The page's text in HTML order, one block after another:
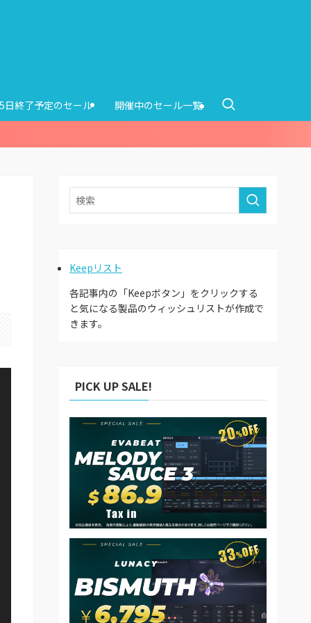
終了予定のセール 開催中のセール一覧
Keepリスト
各記事内の「Keepボタン」をクリックする
と気になる製品のウィッシュリストが作成で
きます。
PICK UP SALE!